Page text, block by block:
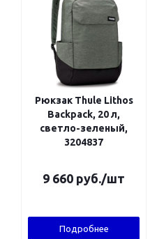
Рюкзак Thule Lithos
Backpack, 20 л,
светло-зеленый,
3204837
9 660 руб./шт
Подробнее